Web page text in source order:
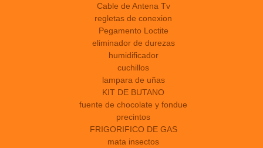
Cable de Antena Tv
regletas de conexion
Pegamento Loctite
eliminador de durezas
humidificador
cuchillos
lampara de uñas
KIT DE BUTANO
fuente de chocolate y fondue
precintos
FRIGORIFICO DE GAS
mata insectos